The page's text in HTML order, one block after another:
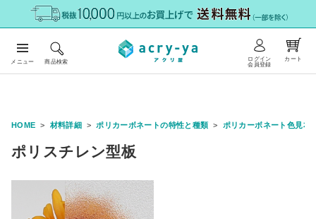
メニュー 商品検索
ログイン
会員登録
カート
HOME 材料詳細 ポリカーボネートの特性と種類 ポリカーボネート色見本
ポリスチレン型板